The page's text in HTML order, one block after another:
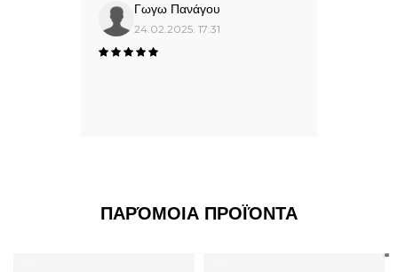
Γωγω Πανάγου
24.02.2025. 17:31
ΠΑΡΌΜΟΙΑ ΠΡΟΪΌΝΤΑ